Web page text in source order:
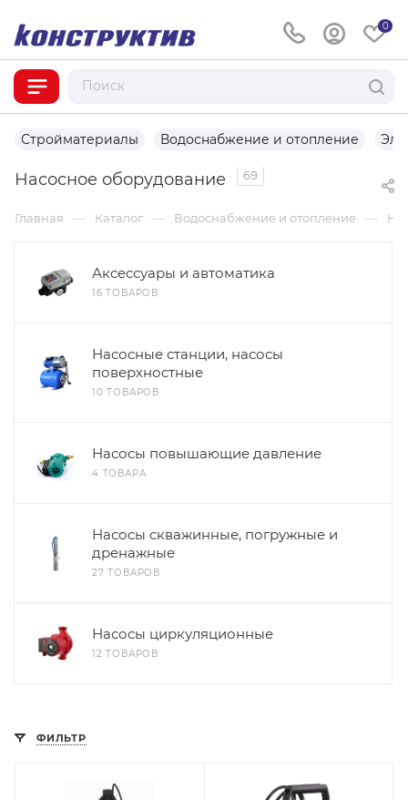
0
Стройматериалы Водоснабжение и отопление
Насосное оборудование 69
Главная — Каталог — Водоснабжение и отопление —
Аксессуары и автоматика
16 ТОВАРОВ
Насосные станции, насосы
поверхностные
10 ТОВАРОВ
Насосы повышающие давление
4 ТОВАРА
Насосы скважинные, погружные и
дренажные
27 ТОВАРОВ
Насосы циркуляционные
12 ТОВАРОВ
ФИЛЬТР